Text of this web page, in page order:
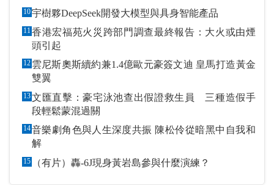
10宇樹夥DeepSeek開發大模型與具身智能產品
11香港宏福苑火災跨部門調查最終報告：大火或由煙
頭引起
12 雲尼斯奧斯續約兼1.4億歐元豪簽文迪 皇馬打造黃金
雙翼
13文匯直擊：豪宅泳池查出假證救生員 三種造假手
段輕鬆蒙混過關
14音樂劇角色與人生深度共振 陳松伶從暗黑中自我和
解
15 （有片）轟-6J現身黃岩島參與什麼演練？